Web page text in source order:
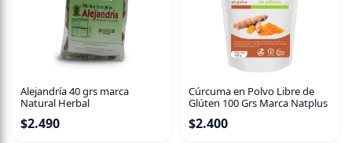
Alejandría 40 grs marca
Natural Herbal
$2.490
Cúrcuma en Polvo Libre de
Glúten 100 Grs Marca Natplus
$2.400